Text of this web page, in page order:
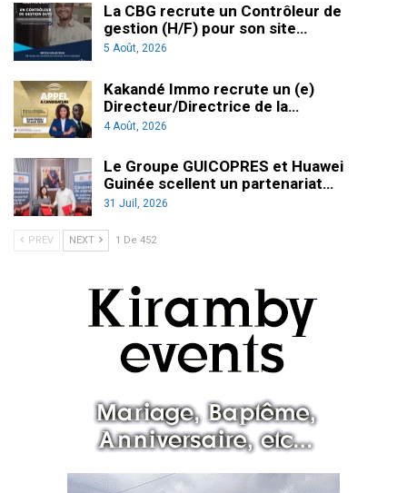
La CBG recrute un Contrôleur de
gestion (H/F) pour son site…
5 Août, 2026
Kakandé Immo recrute un (e)
Directeur/Directrice de la…
4 Août, 2026
Le Groupe GUICOPRES et Huawei
Guinée scellent un partenariat…
31 Juil, 2026
PREV NEXT 1 De 452